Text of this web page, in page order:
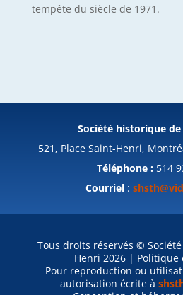
tempête du siècle de 1971.
Société historique
521, Place Saint-Henri,
Téléphone : 514
Courriel :
Tous droits réservés ©
Henri 2026 | Politique
Pour reproduction ou
autorisation écrite à